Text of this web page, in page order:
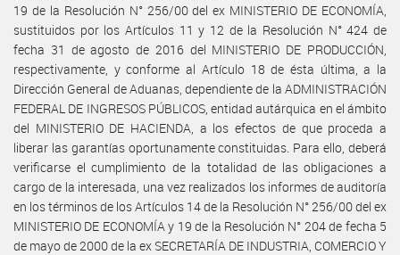
19 de la Resolución N° 256/00 del ex MINISTERIO DE ECONOMÍA,
sustituidos por los Artículos 11 y 12 de la Resolución N° 424 de
fecha 31 de agosto de 2016 del MINISTERIO DE PRODUCCIÓN,
respectivamente, y conforme al Artículo 18 de ésta última, a la
Dirección General de Aduanas, dependiente de la ADMINISTRACIÓN
FEDERAL DE INGRESOS PÚBLICOS, entidad autárquica en el ámbito
del MINISTERIO DE HACIENDA, a los efectos de que proceda a
liberar las garantías oportunamente constituidas. Para ello, deberá
verificarse el cumplimiento de la totalidad de las obligaciones a
cargo de la interesada, una vez realizados los informes de auditoría
en los términos de los Artículos 14 de la Resolución N° 256/00 del ex
MINISTERIO DE ECONOMÍA y 19 de la Resolución N° 204 de fecha 5
de mayo de 2000 de la ex SECRETARÍA DE INDUSTRIA, COMERCIO Y